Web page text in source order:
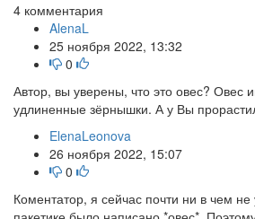
4 комментария
AlenaL
25 ноября 2022, 13:32
0
Автор, вы уверены, что это овес? Овес
удлиненные зёрнышки. А у Вы
ElenaLeonova
26 ноября 2022, 15:07
0
Коментатор, я сейчас почти ни в чем